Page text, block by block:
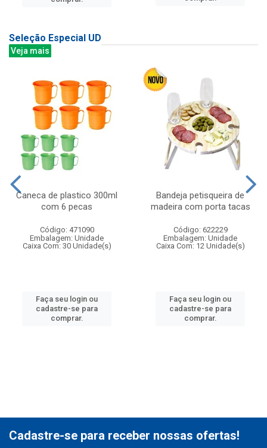
Seleção Especial UD
Veja mais
Caneca de plastico 300ml
com 6 pecas
Código: 471090
Embalagem: Unidade
Caixa Com: 30 Unidade(s)
Faça seu login ou
cadastre-se para
comprar.
Bandeja petisqueira de
madeira com porta tacas
Código: 622229
Embalagem: Unidade
Caixa Com: 12 Unidade(s)
Faça seu login ou
cadastre-se para
comprar.
Cadastre-se para receber nossas ofertas!